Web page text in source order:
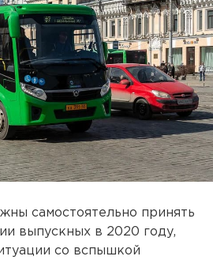
самостоятельно принять
выпускных в 2020 году,
со вспышкой